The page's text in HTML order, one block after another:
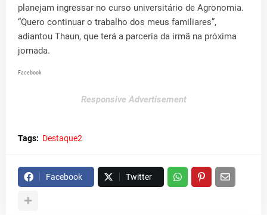
planejam ingressar no curso universitário de Agronomia.
“Quero continuar o trabalho dos meus familiares”,
adiantou Thaun, que terá a parceria da irmã na próxima
jornada.
Facebook
Responsive Advertisement
Tags: Destaque2
Facebook Twitter